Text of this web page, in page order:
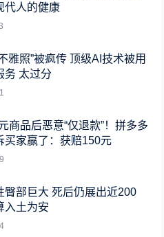
代人的健康
雅照”被疯传 顶级AI技术被用
务 太过分
商品后恶意“仅退款”！拼多多
买家赢了：获赔150元
臀部巨大 死后仍展出近200
入土为安